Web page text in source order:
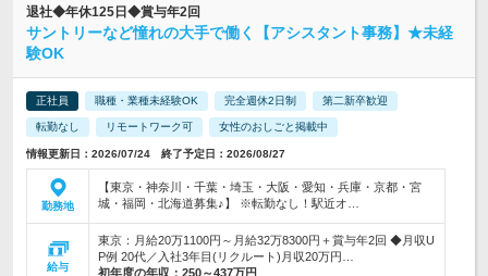
退社◆年休125日◆賞与年2回
サントリーなど憧れの大手で働く【アシスタント事務】★未経
験OK
正社員 職種・業種未経験OK 完全週休2日制 第二新卒歓迎
転勤なし リモートワーク可 女性のおしごと掲載中
情報更新日：2026/07/24 終了予定日：2026/08/27
勤務地
【東京・神奈川・千葉・埼玉・大阪・愛知・兵庫・京都・宮
城・福岡・北海道募集♪】 ※転勤なし！駅近オ…
給与
東京：月給20万1100円～月給32万8300円＋賞与年2回 ◆月収U
P例 20代／入社3年目(リクルート)月収20万円…
初年度の年収： 250～437万円